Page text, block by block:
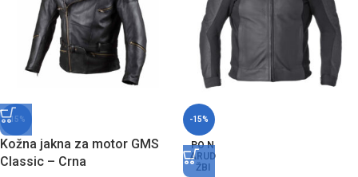
-15%
Kožna jakna za motor GMS
Classic – Crna
-15%
PO N
ARUD
ŽBI